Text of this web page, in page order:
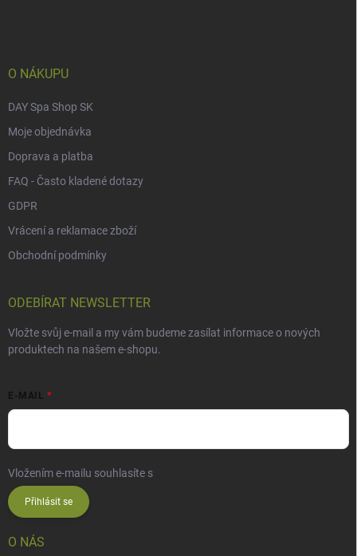
O NÁKUPU
DAY Spa Shop SK
Moje objednávka
Doprava a platba
FAQ - Často kladené dotazy
GDPR
Vrácení a reklamace zboží
Obchodní podmínky
ODEBÍRAT NEWSLETTER
Vložte svůj e-mail a my vám budeme zasílat informace o nových
produktech na našem e-shopu.
E-MAIL
Vložením e-mailu souhlasíte s
Přihlásit se
O NÁS